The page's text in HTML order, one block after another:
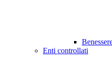
Enti controllati